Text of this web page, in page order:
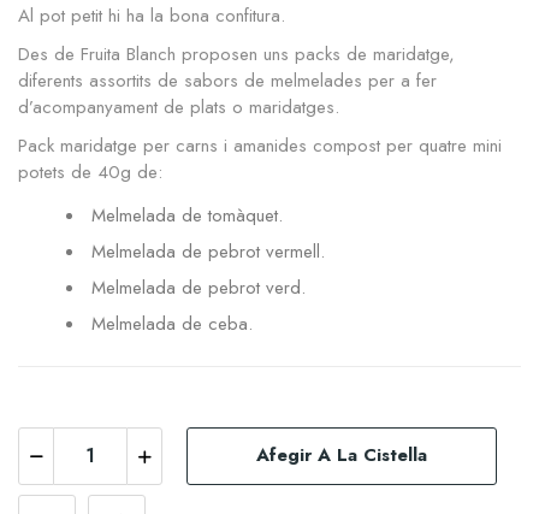
Al pot petit hi ha la bona confitura.
Des de Fruita Blanch proposen uns packs de maridatge,
diferents assortits de sabors de melmelades per a fer
d’acompanyament de plats o maridatges.
Pack maridatge per carns i amanides compost per quatre mini
potets de 40g de:
Melmelada de tomàquet.
Melmelada de pebrot vermell.
Melmelada de pebrot verd.
Melmelada de ceba.
Afegir A La Cistella